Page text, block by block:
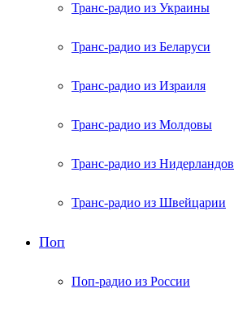
Транс-радио из Украины
Транс-радио из Беларуси
Транс-радио из Израиля
Транс-радио из Молдовы
Транс-радио из Нидерландов
Транс-радио из Швейцарии
Поп
Поп-радио из России